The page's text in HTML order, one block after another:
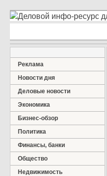
Деловой инфо-ресурс
Реклама
Новости дня
Деловые новости
Экономика
Бизнес-обзор
Политика
Финансы, банки
Общество
Недвижимость